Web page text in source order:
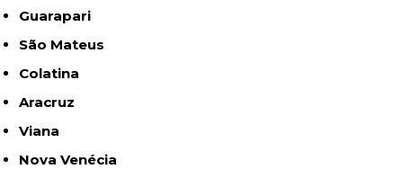
Guarapari
São Mateus
Colatina
Aracruz
Viana
Nova Venécia